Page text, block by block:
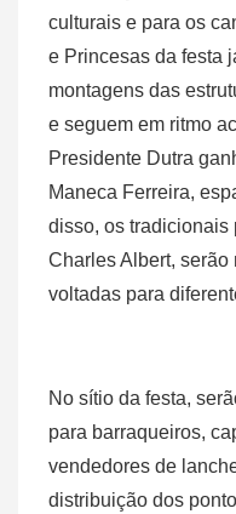
culturais e para os
e Princesas da festa
montagens das
e seguem em ritmo
Presidente Dutra
Maneca Ferreira,
disso, os tradicionais
Charles Albert, serão
voltadas para
No sítio da festa,
para barraqueiros,
vendedores de
distribuição dos